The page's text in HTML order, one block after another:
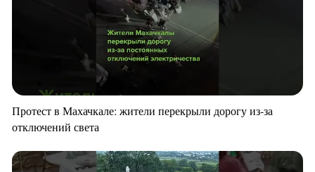
Протест в Махачкале: жители перекрыли дорогу из-за
отключений света